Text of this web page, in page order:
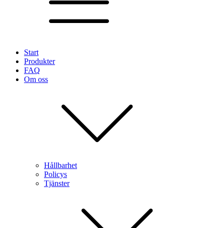
Start
Produkter
FAQ
Om oss
Hållbarhet
Policys
Tjänster